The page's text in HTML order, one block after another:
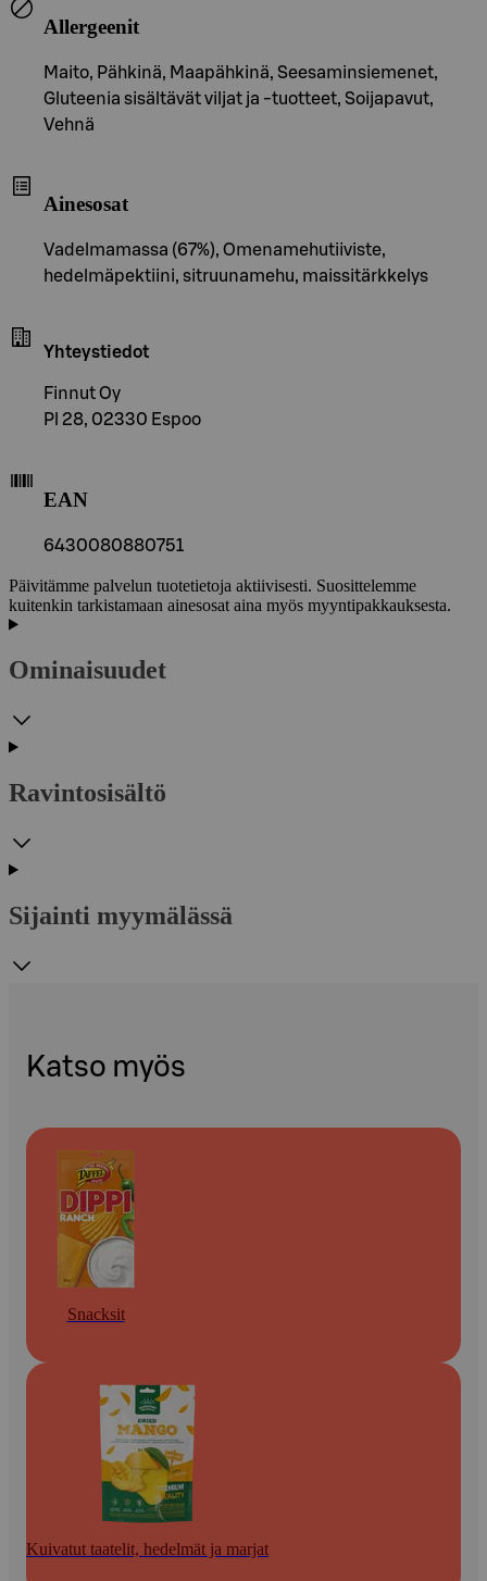
Allergeenit
Maito, Pähkinä, Maapähkinä, Seesaminsiemenet,
Gluteenia sisältävät viljat ja -tuotteet, Soijapavut,
Vehnä
Ainesosat
Vadelmamassa (67%), Omenamehutiiviste,
hedelmäpektiini, sitruunamehu, maissitärkkelys
Yhteystiedot
Finnut Oy
Pl 28, 02330 Espoo
EAN
6430080880751
Päivitämme palvelun tuotetietoja aktiivisesti. Suosittelemme
kuitenkin tarkistamaan ainesosat aina myös myyntipakkauksesta.
Ominaisuudet
Ravintosisältö
Sijainti myymälässä
Katso myös
Snacksit
Kuivatut taatelit, hedelmät ja marjat